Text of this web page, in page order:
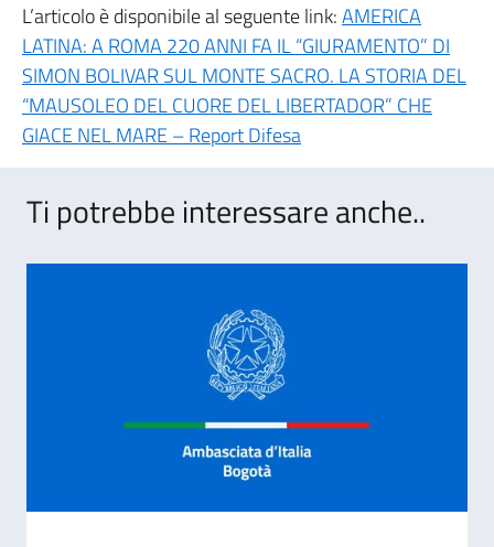
L’articolo è disponibile al seguente link:AMERICA
LATINA: A ROMA 220 ANNI FA IL “GIURAMENTO” DI
SIMON BOLIVAR SUL MONTE SACRO. LA STORIA DEL
“MAUSOLEO DEL CUORE DEL LIBERTADOR” CHE
GIACE NEL MARE – Report Difesa
Ti potrebbe interessare anche..